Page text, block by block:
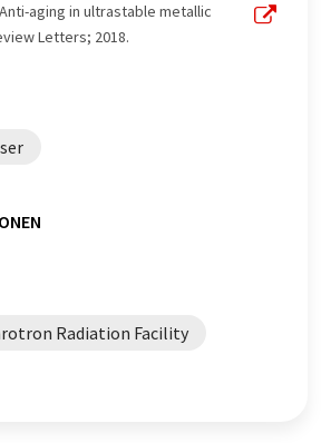
aging in ultrastable metallic
Letters; 2018.
Radiation Facility